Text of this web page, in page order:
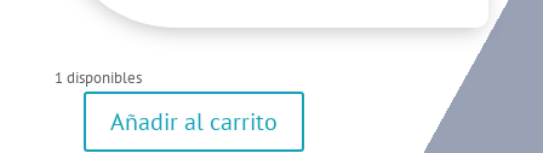
1 disponibles
Añadir al carrito